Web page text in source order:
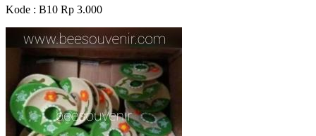
Kode : B10 Rp 3.000